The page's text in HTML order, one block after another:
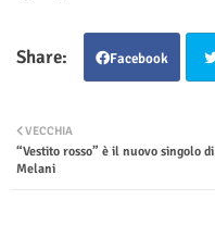
Facebook
ter
VECCHIA
“Vestito rosso” è il nuovo singolo di
Melani